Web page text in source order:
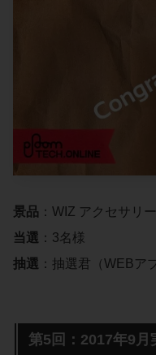
景品 ：WIZ アクセサリ
当選 ：3名様
抽選 ：抽選君（WEBア
第5回：2017年9